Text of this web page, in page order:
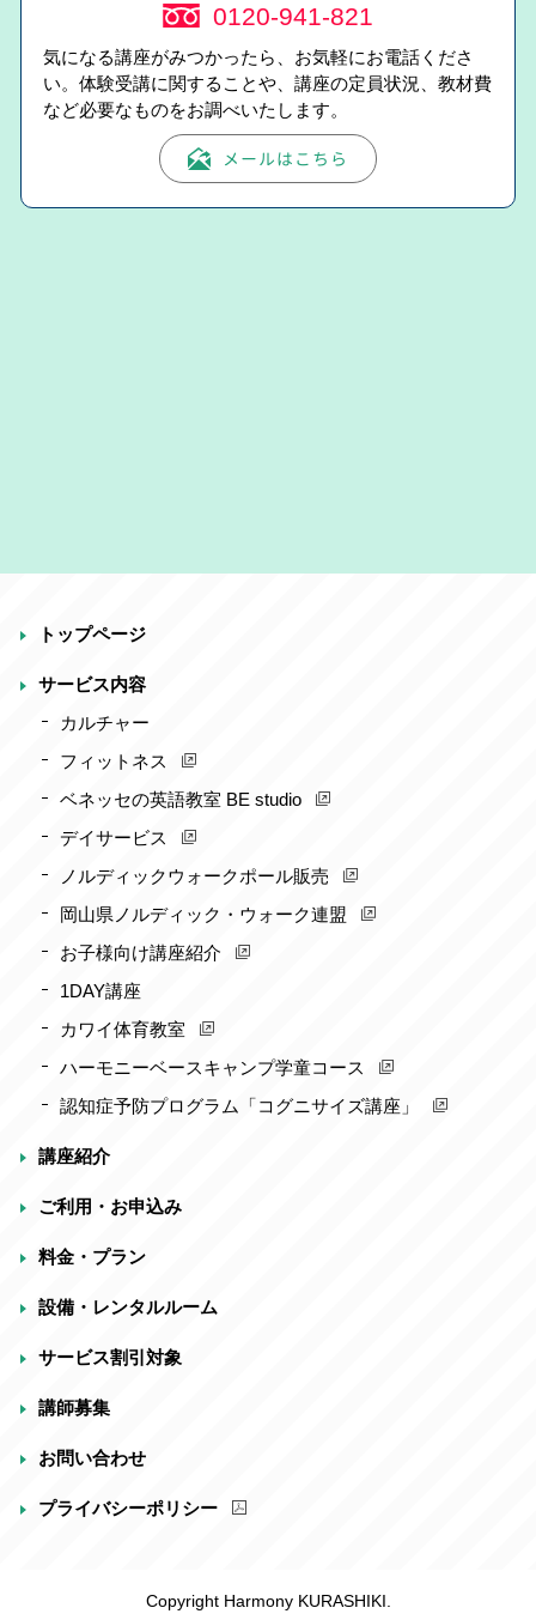
0120-941-821
気になる講座がみつかったら、お気軽にお電話くださ
い。体験受講に関することや、講座の定員状況、教材費
など必要なものをお調べいたします。
メールはこちら
トップページ
サービス内容
カルチャー
フィットネス
ベネッセの英語教室 BE studio
デイサービス
ノルディックウォークポール販売
岡山県ノルディック・ウォーク連盟
お子様向け講座紹介
1DAY講座
カワイ体育教室
ハーモニーベースキャンプ学童コース
認知症予防プログラム「コグニサイズ講座」
講座紹介
ご利用・お申込み
料金・プラン
設備・レンタルルーム
サービス割引対象
講師募集
お問い合わせ
プライバシーポリシー
Copyright Harmony KURASHIKI.